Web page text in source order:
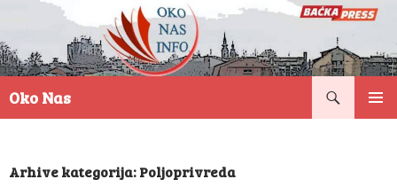
Oko Nas
Arhive kategorija: Poljoprivreda